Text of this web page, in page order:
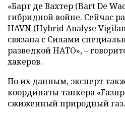
«Барт де Вахтер (Bart De
гибридной войне. Сейчас
HAVN (Hybrid Analyse
связана с Силами
разведкой НАТО», –
хакеров.
По их данным, эксперт
координаты танкера
сжиженный природный газ.